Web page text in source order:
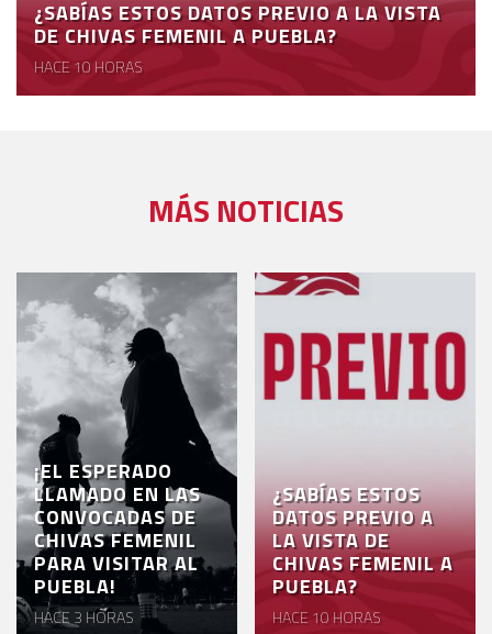
¿SABÍAS ESTOS DATOS PREVIO A LA VISTA
DE CHIVAS FEMENIL A PUEBLA?
HACE 10 HORAS
MÁS NOTICIAS
¡EL ESPERADO
LLAMADO EN LAS
CONVOCADAS DE
CHIVAS FEMENIL
PARA VISITAR AL
PUEBLA!
HACE 3 HORAS
¿SABÍAS ESTOS
DATOS PREVIO A
LA VISTA DE
CHIVAS FEMENIL A
PUEBLA?
HACE 10 HORAS